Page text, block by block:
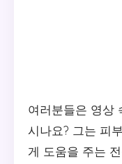
여러분들은 영상
시나요? 그는 피
게 도움을 주는